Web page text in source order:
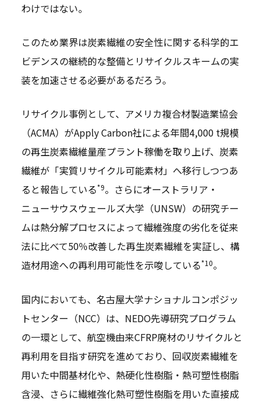
わけではない。
このため業界は炭素繊維の安全性に関する科学的エ
ビデンスの継続的な整備とリサイクルスキームの実
装を加速させる必要があるだろう。
リサイクル事例として、アメリカ複合材製造業協会
（ACMA）がApply Carbon社による年間4,000 t規模
の再生炭素繊維量産プラント稼働を取り上げ、炭素
繊維が「実質リサイクル可能素材」へ移行しつつあ
ると報告している*9。さらにオーストラリア・
ニューサウスウェールズ大学（UNSW）の研究チー
ムは熱分解プロセスによって繊維強度の劣化を従来
法に比べて50％改善した再生炭素繊維を実証し、構
造材用途への再利用可能性を示唆している*10。
国内においても、名古屋大学ナショナルコンポジッ
トセンター（NCC）は、NEDO先導研究プログラム
の一環として、航空機由来CFRP廃材のリサイクルと
再利用を目指す研究を進めており、回収炭素繊維を
用いた中間基材化や、熱硬化性樹脂・熱可塑性樹脂
含浸、さらに繊維強化熱可塑性樹脂を用いた直接成